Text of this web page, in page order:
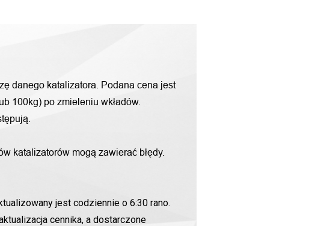
danego katalizatora. Podana cena jest
100kg) po zmieleniu wkładów.
katalizatorów mogą zawierać błędy.
jest codziennie o 6:30 rano.
cennika, a dostarczone